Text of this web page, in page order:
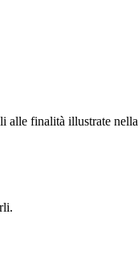
alle finalità illustrate nella